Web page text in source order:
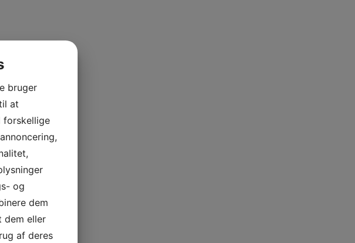
bruger
at
forskellige
og
dem
dem eller
af deres